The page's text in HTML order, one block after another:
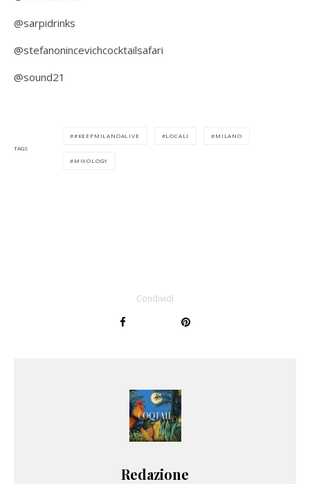
@sarpidrinks
@stefanonincevichcocktailsafari
@sound21
TAGS
#KEEPMILANOALIVE LOCALI MILANO
MIXOLOGY
Condividi
Redazione